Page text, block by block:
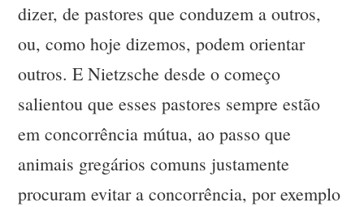
dizer, de pastores que conduzem a outros,
ou, como hoje dizemos, podem orientar
outros. E Nietzsche desde o começo
salientou que esses pastores sempre estão
em concorrência mútua, ao passo que
animais gregários comuns justamente
procuram evitar a concorrência, por exemplo